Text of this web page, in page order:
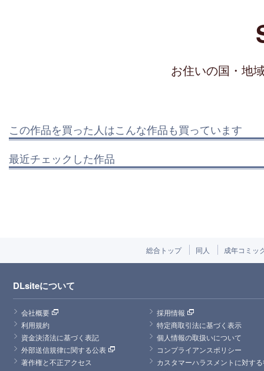
お住いの国・地
この作品を買った人はこんな作品も買っています
最近チェックした作品
総合トップ 同人 成年コミッ
DLsiteについて
会社概要
採用情報
利用規約
特定商取引法に基づく表示
資金決済法に基づく表記
個人情報の取扱いについて
外部送信規律に関する公表
コンプライアンスポリシー
著作権と不正アクセス
カスタマーハラスメントに対す